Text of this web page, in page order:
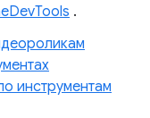
.
инструментам